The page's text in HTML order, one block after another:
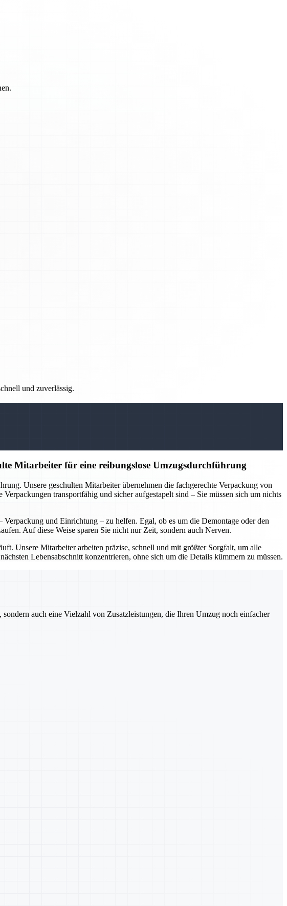
und zuverlässig.
Mitarbeiter für eine reibungslose Umzugsdurchführung
Unsere geschulten Mitarbeiter übernehmen die fachgerechte Verpackung von
transportfähig und sicher aufgestapelt sind – Sie müssen sich um nichts
und Einrichtung – zu helfen. Egal, ob es um die Demontage oder den
Auf diese Weise sparen Sie nicht nur Zeit, sondern auch Nerven.
Unsere Mitarbeiter arbeiten präzise, schnell und mit größter Sorgfalt, um alle
Lebensabschnitt konzentrieren, ohne sich um die Details kümmern zu müssen.
auch eine Vielzahl von Zusatzleistungen, die Ihren Umzug noch einfacher